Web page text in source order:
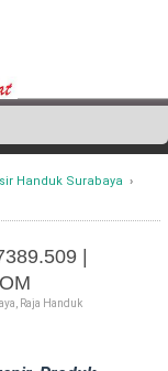
Handuk Surabaya ›
|
Raja Handuk